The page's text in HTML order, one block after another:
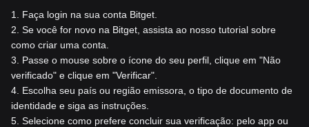
1
Faça login na sua conta Bitget.
2 Se você for novo na Bitget, assista ao nosso tutorial sobre
como criar uma conta.
3
Passe o mouse sobre o ícone do seu perfil, clique em "Não
verificado" e clique em "Verificar".
4 Escolha seu país ou região emissora, o tipo de documento de
identidade e siga as instruções.
5 Selecione como prefere concluir sua verificação: pelo app ou